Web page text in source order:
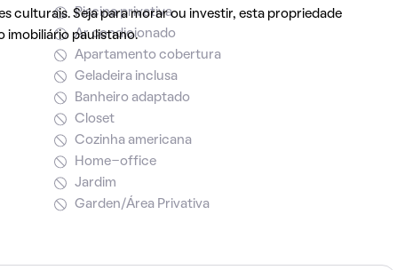
culturais. Seja para morar ou investir, esta propriedade
imobiliário paulistano.
Piscina privativa
Ar condicionado
Apartamento cobertura
Geladeira inclusa
Banheiro adaptado
Closet
Cozinha americana
Home-office
Jardim
Garden/Área Privativa